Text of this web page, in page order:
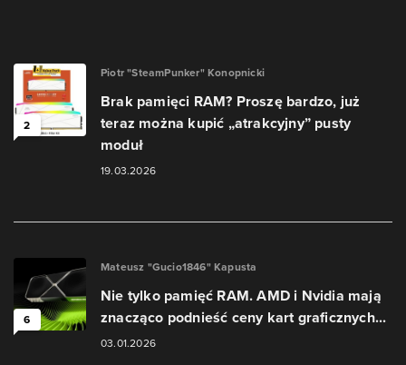
2
Piotr "SteamPunker" Konopnicki
Brak pamięci RAM? Proszę bardzo, już
teraz można kupić „atrakcyjny” pusty
moduł
19.03.2026
6
Mateusz "Gucio1846" Kapusta
Nie tylko pamięć RAM. AMD i Nvidia mają
znacząco podnieść ceny kart graficznych...
03.01.2026